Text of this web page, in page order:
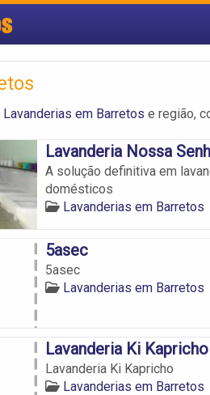
Lavanderias em Barretos e região,
Lavanderia Nossa
A solução definitiva em
domésticos
Lavanderias em Barretos
5asec
5asec
Lavanderias em Barretos
Lavanderia Ki Kapricho
Lavanderia Ki Kapricho
Lavanderias em Barretos